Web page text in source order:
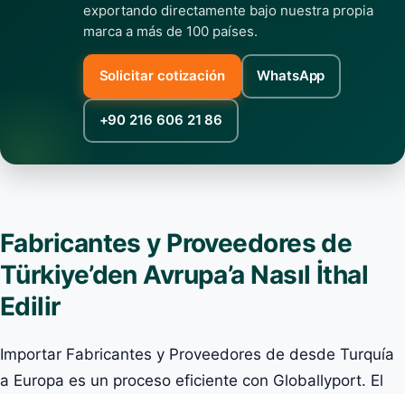
exportando directamente bajo nuestra propia
marca a más de 100 países.
Solicitar cotización WhatsApp
+90 216 606 21 86
Fabricantes y Proveedores de
Türkiye’den Avrupa’a Nasıl İthal
Edilir
Importar Fabricantes y Proveedores de desde Turquía
a Europa es un proceso eficiente con Globallyport. El